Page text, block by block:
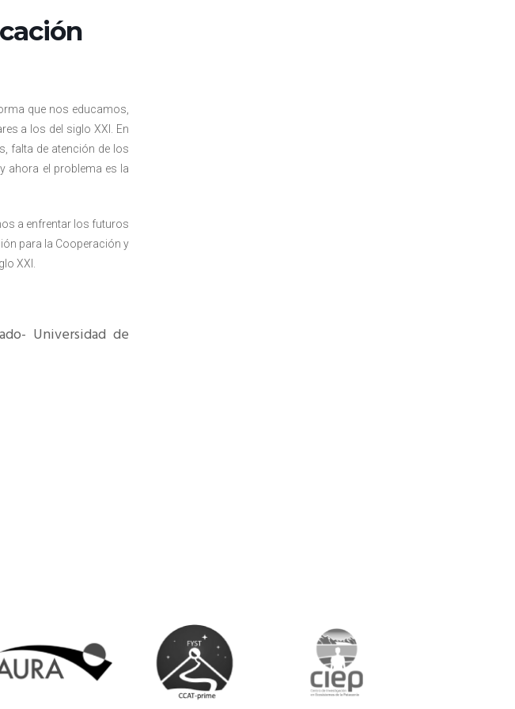
que nos educamos,
a los del siglo XXI. En
falta de atención de los
ahora el problema es la
a enfrentar los futuros
para la Cooperación y
XXI.
Universidad de